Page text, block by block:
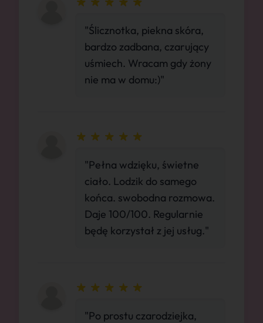
"Ślicznotka, piekna skóra,
bardzo zadbana, czarujący
uśmiech. Wracam gdy żony
nie ma w domu:)"
"Pełna wdzięku, świetne
ciało. Lodzik do samego
końca. swobodna rozmowa.
Daje 100/100. Regularnie
będę korzystał z jej usług."
"Po prostu czarodziejka,